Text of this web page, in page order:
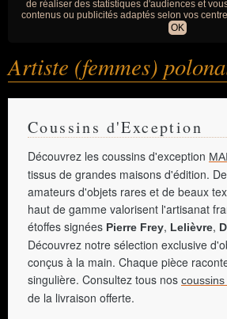
de réaliser des statistiques d'audiences et
contenus ou publicités adaptés selon vos
OK
Artiste (femmes)
Coussins d'Exception
Découvrez les coussins d'exception
tissus de grandes maisons d'édition.
amateurs d'objets rares et de beaux
haut de gamme valorisent l'artisanat
étoffes signées Pierre Frey, Lelièvre,
Découvrez notre sélection exclusive
conçus à la main. Chaque pièce
singulière. Consultez tous nos
de la livraison offerte.